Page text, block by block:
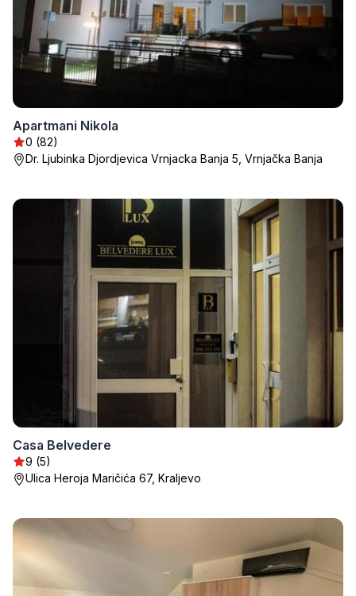
Apartmani Nikola
0 (82)
Dr. Ljubinka Djordjevica Vrnjacka Banja 5, Vrnjačka Banja
Casa Belvedere
9 (5)
Ulica Heroja Maričića 67, Kraljevo